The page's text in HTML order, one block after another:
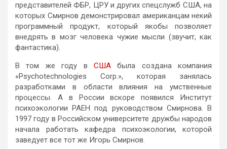
представителей ФБР, ЦРУ и других спецслужб США, на
которых Смирнов демонстрировал американцам некий
программный продукт, который якобы позволяет
внедрять в мозг человека чужие мысли (звучит, как
фантастика).
В том же году в СШАбыла создана компания
«Psychotechnologies Corp.», которая занялась
разработками в области влияния на умственные
процессы. А в России вскоре появился Институт
психоэкологии РАЕН под руководством Смирнова. В
1997 году в Российском университете дружбы народов
начала работать кафедра психоэкологии, которой
заведует все тот же Игорь Смирнов.